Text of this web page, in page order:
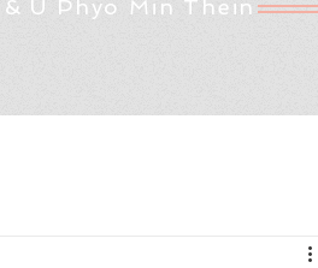
U Phyo Min Thein